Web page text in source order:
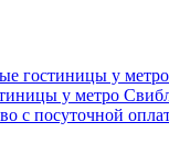
гостиницы у
у метро
c посуточной